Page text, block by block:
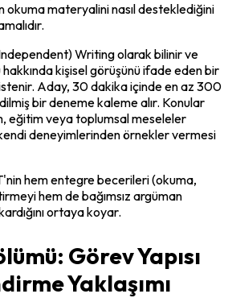
materyalini nasıl desteklediğini
Writing olarak bilinir ve
kişisel görüşünü ifade eden bir
Aday, 30 dakika içinde en az 300
bir deneme kaleme alır. Konular
eğitim veya toplumsal meseleler
deneyimlerinden örnekler vermesi
hem entegre becerileri (okuma,
hem de bağımsız argüman
ortaya koyar.
Görev Yapısı
Yaklaşımı